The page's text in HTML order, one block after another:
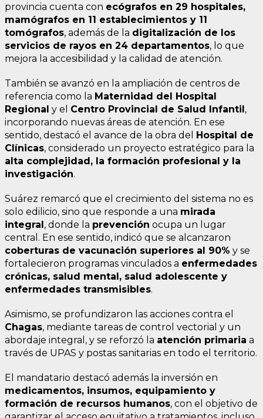
provincia cuenta con ecógrafos en 29 hospitales,
mamógrafos en 11 establecimientos y 11
tomógrafos, además de la digitalización de los
servicios de rayos en 24 departamentos, lo que
mejora la accesibilidad y la calidad de atención.
También se avanzó en la ampliación de centros de
referencia como la Maternidad del Hospital
Regional y el Centro Provincial de Salud Infantil,
incorporando nuevas áreas de atención. En ese
sentido, destacó el avance de la obra del Hospital de
Clínicas, considerado un proyecto estratégico para la
alta complejidad, la formación profesional y la
investigación.
Suárez remarcó que el crecimiento del sistema no es
solo edilicio, sino que responde a una mirada
integral, donde la prevención ocupa un lugar
central. En ese sentido, indicó que se alcanzaron
coberturas de vacunación superiores al 90% y se
fortalecieron programas vinculados a enfermedades
crónicas, salud mental, salud adolescente y
enfermedades transmisibles.
Asimismo, se profundizaron las acciones contra el
Chagas, mediante tareas de control vectorial y un
abordaje integral, y se reforzó la atención primaria a
través de UPAS y postas sanitarias en todo el territorio.
El mandatario destacó además la inversión en
medicamentos, insumos, equipamiento y
formación de recursos humanos, con el objetivo de